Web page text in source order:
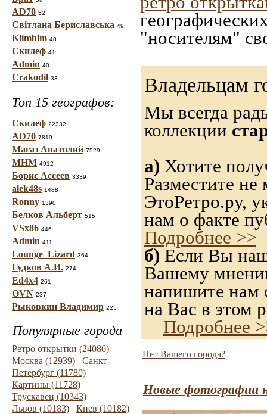
AD70 52
Світлана Бериславська 49
Klimbim 48
Скилеф 41
Admin 40
Crakodil 33
Топ 15 географов:
Скилеф 22332
AD70 7819
Магаз Анатолий 7529
МНМ 4912
Борис Ассеев 3339
alek48s 1488
Ronny 1390
Белков Альберт 515
VSx86 446
Admin 411
Lounge_Lizard 364
Гудков А.И. 274
Ed4x4 261
OVN 237
Рыковкин Владимир 225
Популярные города
Ретро открытки (24086)
Москва (12939)
Санкт-
Петербург (11780)
Картины (11728)
Трускавец (10343)
Львов (10183)
Киев (10182)
"носителям"
Владельцам
Мы всегда
коллекции
а) Хотите
Разместите
ЭтоРетро.ру,
нам о факте
Подробнее >>
б) Если Вы
Вашему
напишите нам
на Вас в этом
Подробнее
Нет Вашего города?
Новые фотографии